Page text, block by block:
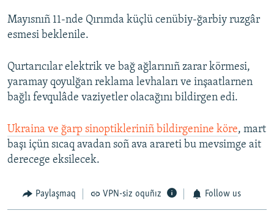
Mayısnıñ 11-nde Qırımda küçlü cenübiy-ğarbiy ruzgâr
esmesi beklenile.
Qurtarıcılar elektrik ve bağ ağlarınıñ zarar körmesi,
yaramay qoyulğan reklama levhaları ve inşaatlarnen
bağlı fevqulâde vaziyetler olacağını bildirgen edi.
Ukraina ve ğarp sinoptikleriniñ bildirgenine köre, mart
başı içün sıcaq avadan soñ ava arareti bu mevsimge ait
derecege eksilecek.
Paylaşmaq VPN-siz oquñız Follow us